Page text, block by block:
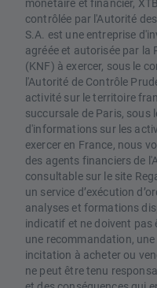
contrôlée par l'Autorité
S.A. est une entreprise
agréée et autorisée par la
(KNF) à exercer, sous le
l'Autorité de Contrôle
activité sur le territoire
succursale de Paris, sous
d'informations sur les
exercer en France, nous
des agents financiers de
consultable sur le site
un service d’exécution
analyses et formations
indicatif et ne doivent pas
une recommandation,
incitation à acheter ou
ne peut être tenu